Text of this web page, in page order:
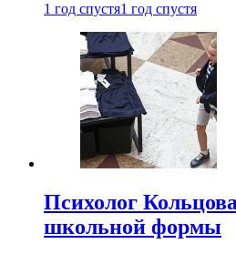
1 год спустя1 год спустя
Психолог
школьной формы